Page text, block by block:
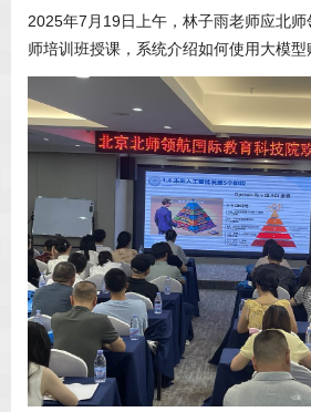
2025年7月19日上午，林子雨老师应北
师培训班授课，系统介绍如何使用大模型